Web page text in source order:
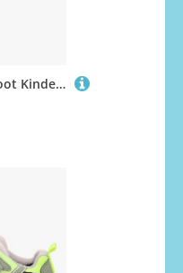
Superfit Vento Barefoot Kinder Sneaker, Lila, 28, Kinderschuhe